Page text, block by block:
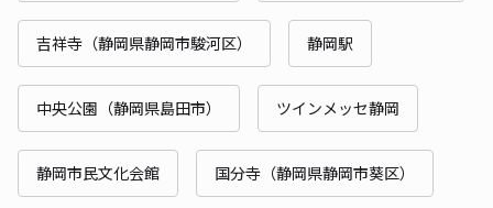
吉祥寺（静岡県静岡市駿河区） 静岡駅
中央公園（静岡県島田市） ツインメッセ静岡
静岡市民文化会館 国分寺（静岡県静岡市葵区）